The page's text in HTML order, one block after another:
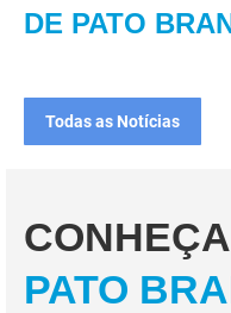
DE PATO
Todas as Notícias
CONHEÇA
PATO